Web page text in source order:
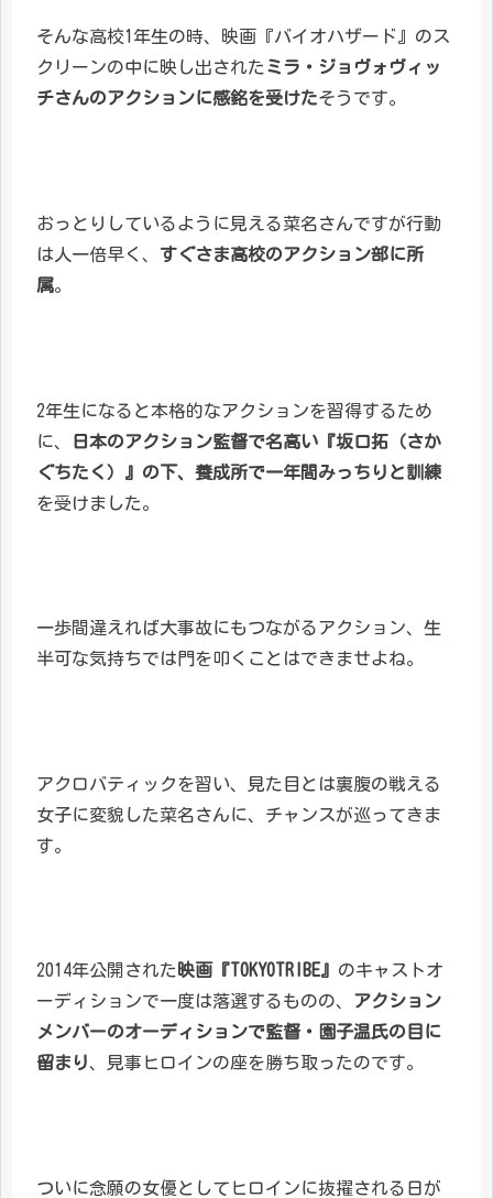
そんな高校1年生の時、映画『バイオハザード』のス
クリーンの中に映し出された ミラ・ジョヴォヴィッ
チさんのアクションに感銘を受けたそうです。
おっとりしているように見える菜名さんですが行動
は人一倍早く、 すぐさま高校のアクション部に所
属。
2年生になると本格的なアクションを習得するため
に、
日本のアクション監督で名高い『坂口拓（さか
ぐちたく）』の下、養成所で一年間みっちりと訓練
を受けました。
一歩間違えれば大事故にもつながるアクション、生
半可な気持ちでは門を叩くことはできませよね。
アクロバティックを習い、見た目とは裏腹の戦える
女子に変貌した菜名さんに、チャンスが巡ってきま
す。
2014年公開された映画『TOKYOTRIBE』 のキャストオ
ーディションで一度は落選するものの、 アクション
メンバーのオーディションで監督・園子温氏の目に
留まり、見事ヒロインの座を勝ち取ったのです。
ついに念願の女優としてヒロインに抜擢される日が